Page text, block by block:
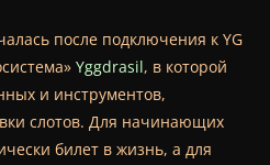
после подключения к YG
Yggdrasil, в которой
и инструментов,
слотов. Для начинающих
билет в жизнь, а для